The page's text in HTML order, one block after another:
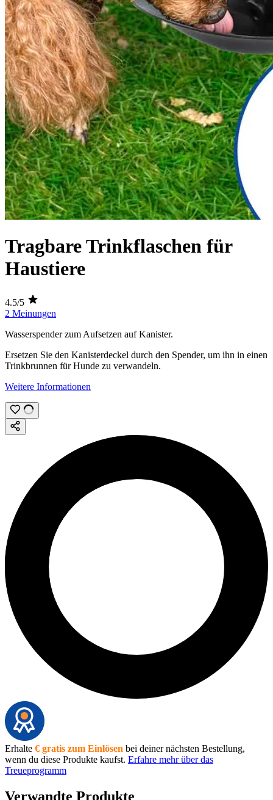
Tragbare Trinkflaschen für
Haustiere
4.5/5
2 Meinungen
Wasserspender zum Aufsetzen auf Kanister.
Ersetzen Sie den Kanisterdeckel durch den Spender, um ihn in einen
Trinkbrunnen für Hunde zu verwandeln.
Weitere Informationen
Erhalte € gratis zum Einlösen bei deiner nächsten Bestellung,
wenn du diese Produkte kaufst. Erfahre mehr über das
Treueprogramm
Verwandte Produkte